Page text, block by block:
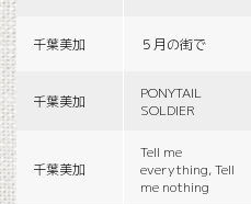
千葉美加 ５月の街で
千葉美加
PONYTAIL
SOLDIER
千葉美加
Tell me
everything, Tell
me nothing